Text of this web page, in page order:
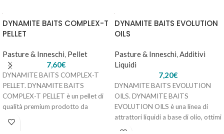
AGGIUNGI AL
CARRELLO
DYNAMITE BAITS COMPLEX-T
PELLET
Pasture & Inneschi, Pellet
7,60€
DYNAMITE BAITS COMPLEX-T
PELLET. DYNAMITE BAITS
COMPLEX-T PELLET è un pellet di
qualità premium prodotto da
DYNAMITE BAITS EVOLUTION
OILS
Pasture & Inneschi,Additivi
Liquidi
7,20€
DYNAMITE BAITS EVOLUTION
OILS. DYNAMITE BAITS
EVOLUTION OILS è una linea di
attrattori liquidi a base di olio, ottimi